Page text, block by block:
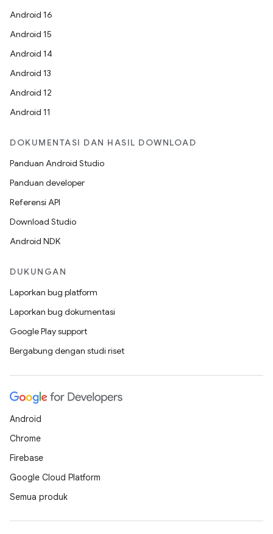
Android 16
Android 15
Android 14
Android 13
Android 12
Android 11
DOKUMENTASI DAN HASIL DOWNLOAD
Panduan Android Studio
Panduan developer
Referensi API
Download Studio
Android NDK
DUKUNGAN
Laporkan bug platform
Laporkan bug dokumentasi
Google Play support
Bergabung dengan studi riset
Android
Chrome
Firebase
Google Cloud Platform
Semua produk